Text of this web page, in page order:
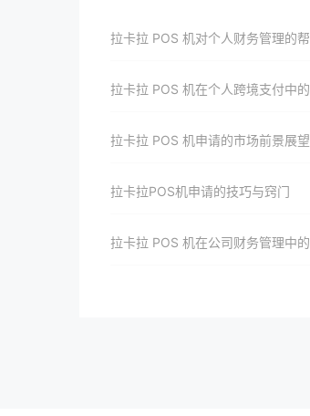
拉卡拉 POS 机对个人财务管理的
拉卡拉 POS 机在个人跨境支付中
拉卡拉 POS 机申请的市场前景展望
拉卡拉POS机申请的技巧与窍门
拉卡拉 POS 机在公司财务管理中